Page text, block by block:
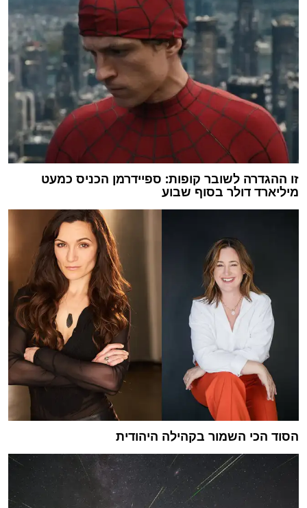
זו ההגדרה לשובר קופות: ספיידרמן הכניס כמעט
מיליארד דולר בסוף שבוע
הסוד הכי השמור בקהילה היהודית